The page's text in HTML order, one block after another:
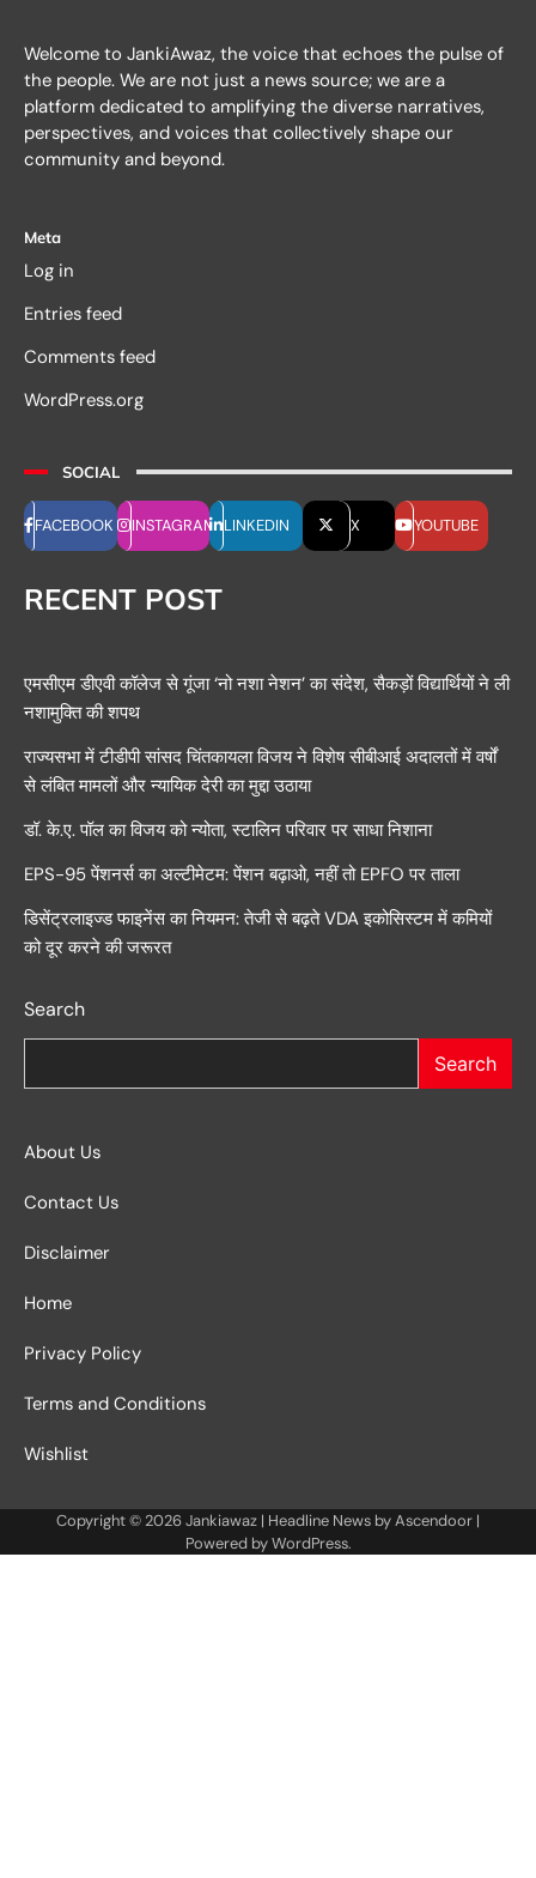
Welcome to JankiAwaz, the voice that echoes the pulse of
the people. We are not just a news source; we are a
platform dedicated to amplifying the diverse narratives,
perspectives, and voices that collectively shape our
community and beyond.
Meta
Log in
Entries feed
Comments feed
WordPress.org
SOCIAL
FACEBOOK INSTAGRAM LINKEDIN X YOUTUBE
RECENT POST
एमसीएम डीएवी कॉलेज से गूंजा ‘नो नशा नेशन’ का संदेश, सैकड़ों विद्यार्थियों ने ली
नशामुक्ति की शपथ
राज्यसभा में टीडीपी सांसद चिंतकायला विजय ने विशेष सीबीआई अदालतों में वर्षों
से लंबित मामलों और न्यायिक देरी का मुद्दा उठाया
डॉ. के.ए. पॉल का विजय को न्योता, स्टालिन परिवार पर साधा निशाना
EPS-95 पेंशनर्स का अल्टीमेटम: पेंशन बढ़ाओ, नहीं तो EPFO पर ताला
डिसेंट्रलाइज्ड फाइनेंस का नियमन: तेजी से बढ़ते VDA इकोसिस्टम में कमियों
को दूर करने की जरूरत
Search
Search
About Us
Contact Us
Disclaimer
Home
Privacy Policy
Terms and Conditions
Wishlist
Copyright © 2026Jankiawaz | Headline News byAscendoor |
Powered byWordPress.